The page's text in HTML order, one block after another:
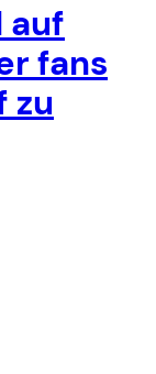
auf
fans
zu